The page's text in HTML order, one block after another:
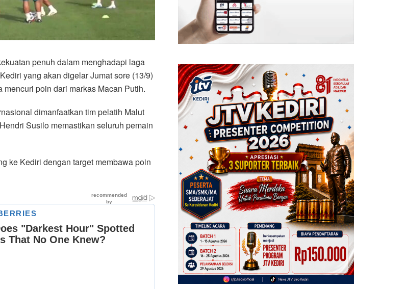
penuh dalam menghadapi laga
yang akan digelar Jumat sore (13/9)
poin dari markas Macan Putih.
dimanfaatkan tim pelatih Malut
Susilo memastikan seluruh pemain
ke Kediri dengan target membawa poin